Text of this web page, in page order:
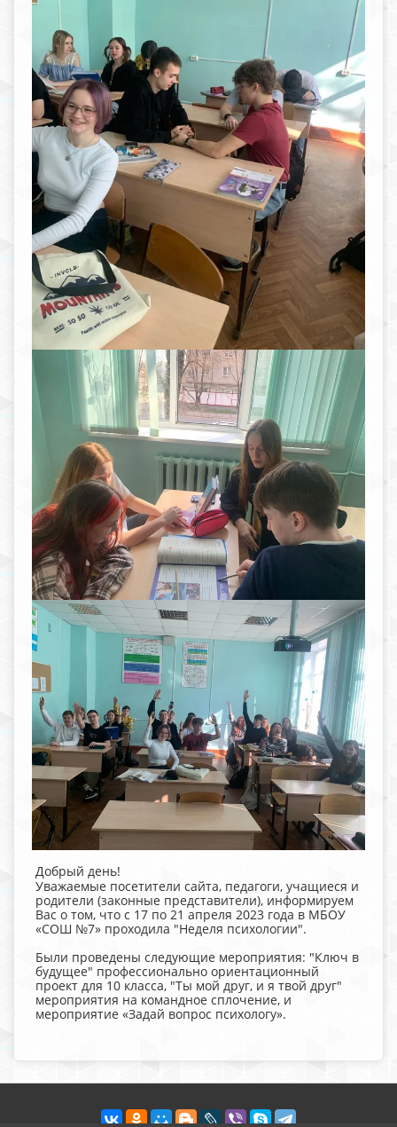
Добрый день!
Уважаемые посетители сайта, педагоги, учащиеся и
родители (законные представители), информируем
Вас о том, что с 17 по 21 апреля 2023 года в МБОУ
«СОШ №7» проходила "Неделя психологии".
Были проведены следующие мероприятия: "Ключ в
будущее" профессионально ориентационный
проект для 10 класса, "Ты мой друг, и я твой друг"
мероприятия на командное сплочение, и
мероприятие «Задай вопрос психологу».